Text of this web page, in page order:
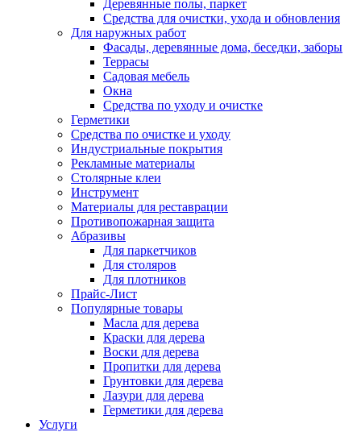
Деревянные полы, паркет
Средства для очистки, ухода и обновления
Для наружных работ
Фасады, деревянные дома, беседки, заборы
Террасы
Садовая мебель
Окна
Средства по уходу и очистке
Герметики
Средства по очистке и уходу
Индустриальные покрытия
Рекламные материалы
Столярные клеи
Инструмент
Материалы для реставрации
Противопожарная защита
Абразивы
Для паркетчиков
Для столяров
Для плотников
Прайс-Лист
Популярные товары
Масла для дерева
Краски для дерева
Воски для дерева
Пропитки для дерева
Грунтовки для дерева
Лазури для дерева
Герметики для дерева
Услуги